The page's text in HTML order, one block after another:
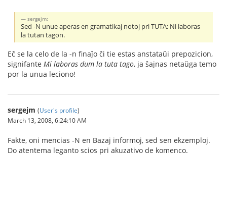
sergejm:
Sed -N unue aperas en gramatikaj notoj pri TUTA: Ni laboras
la tutan tagon.
Eĉ se la celo de la -n finaĵo ĉi tie estas anstataŭi prepozicion,
signifante Mi laboras dum la tuta tago, ja ŝajnas netaŭga temo
por la unua leciono!
sergejm (User's profile)
March 13, 2008, 6:24:10 AM
Fakte, oni mencias -N en Bazaj informoj, sed sen ekzemploj.
Do atentema leganto scios pri akuzativo de komenco.